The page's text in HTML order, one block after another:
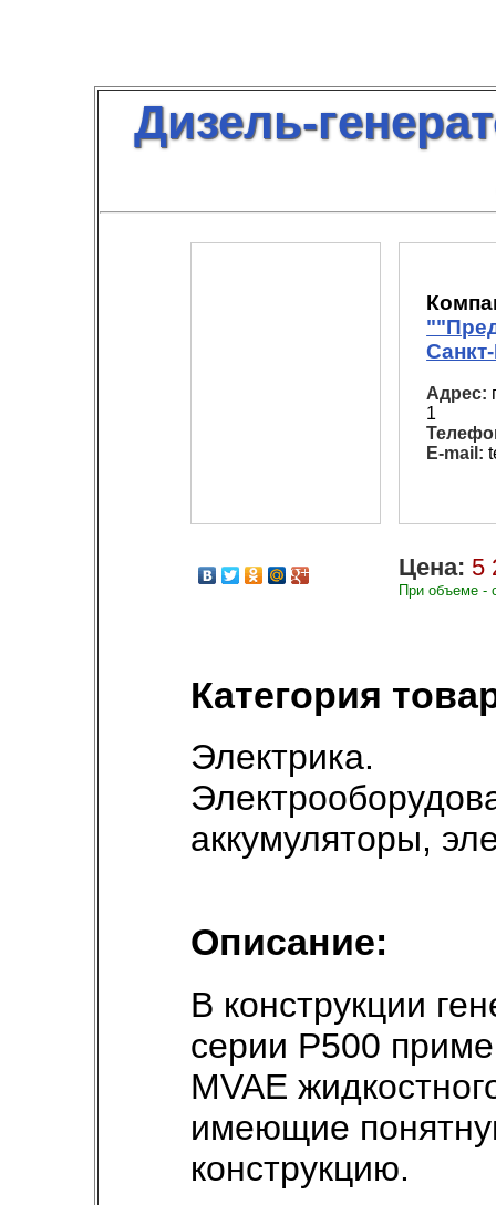
Дизель-
Адрес:
1
E-mail:
Цена: 5
При объеме -
Категория
Электрика.
аккумуляторы,
Описание:
В конструкции
серии P500
MVAE
имеющие
конструкцию.